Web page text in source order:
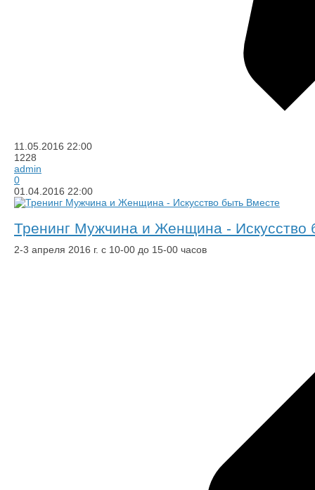
11.05.2016 22:00
1228
admin
0
01.04.2016 22:00
Тренинг Мужчина и Женщина - Искусство
2-3 апреля 2016 г. с 10-00 до 15-00 часов